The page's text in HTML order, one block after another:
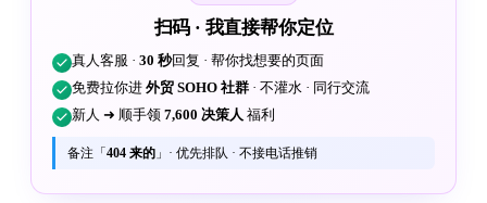
扫码 · 我直接帮你定位
真人客服 ·30 秒回复 · 帮你找想要的页面
免费拉你进外贸 SOHO 社群 · 不灌水 · 同行交流
新人 ➜ 顺手领7,600 决策人 福利
备注「404 来的 」· 优先排队 · 不接电话推销